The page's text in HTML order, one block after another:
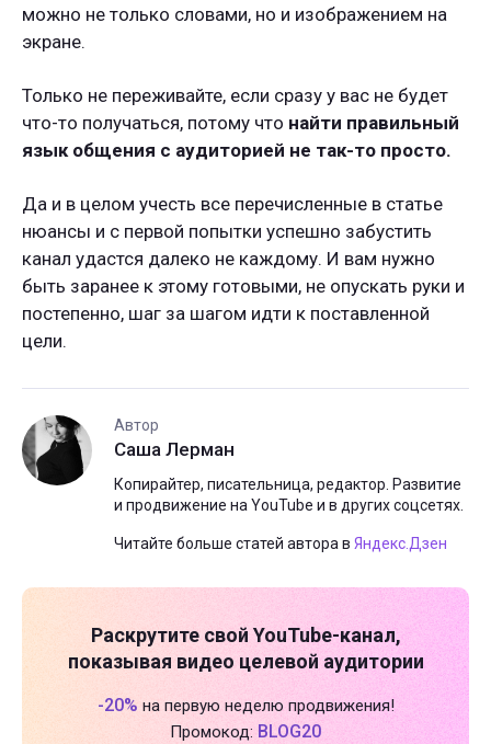
можно не только словами, но и изображением на
экране.
Только не переживайте, если сразу у вас не будет
что-то получаться, потому что найти правильный
язык общения с аудиторией не так-то просто.
Да и в целом учесть все перечисленные в статье
нюансы и с первой попытки успешно забустить
канал удастся далеко не каждому. И вам нужно
быть заранее к этому готовыми, не опускать руки и
постепенно, шаг за шагом идти к поставленной
цели.
Автор
Саша Лерман
Копирайтер, писательница, редактор. Развитие
и продвижение на YouTube и в других соцсетях.
Читайте больше статей автора в Яндекс.Дзен
Раскрутите свой YouTube-канал,
показывая видео целевой аудитории
-20% на первую неделю продвижения!
Промокод: BLOG20